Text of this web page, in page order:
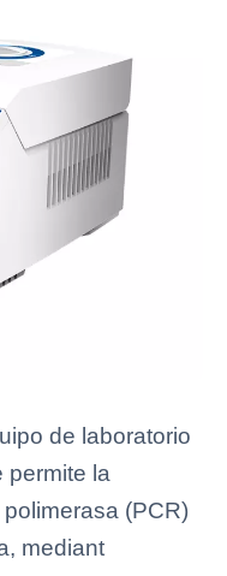
de laboratorio
permite la
(PCR)
mediant